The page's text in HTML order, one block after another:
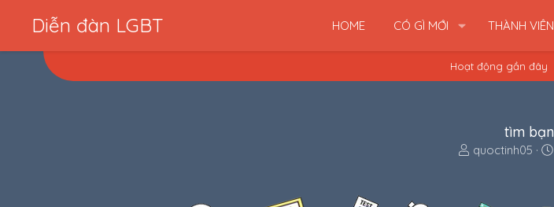
Diễn đàn LGBT HOME CÓ GÌ MỚI THÀNH VIÊN
Hoạt động gần đây
tìm bạn
B
quoctinh05